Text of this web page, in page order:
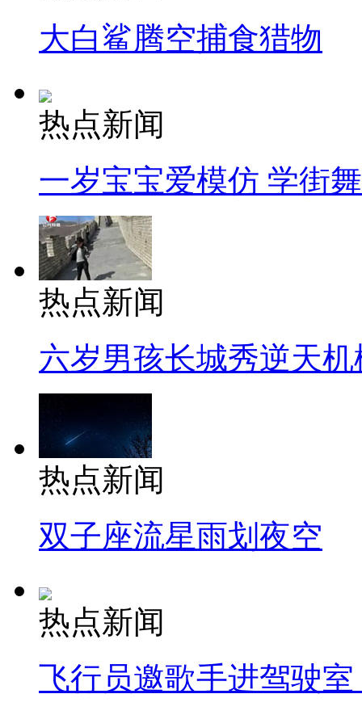
大白鲨腾空捕食猎物
热点新闻
一岁宝宝爱模仿 学街
热点新闻
六岁男孩长城秀逆天机
热点新闻
双子座流星雨划夜空
热点新闻
飞行员邀歌手进驾驶